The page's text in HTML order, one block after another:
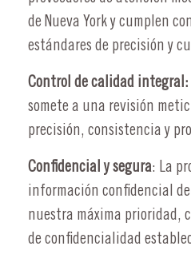
de Nueva York y cumplen
estándares de precisión y
Control de calidad integral:
somete a una revisión
precisión, consistencia y
Confidencial y segura: La
información confidencial
nuestra máxima prioridad,
de confidencialidad